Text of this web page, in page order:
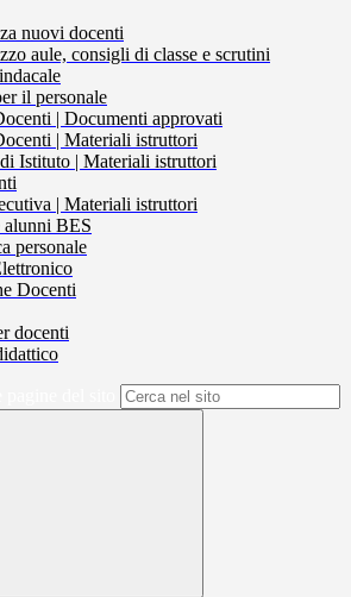
nuovi docenti
aule, consigli di classe e scrutini
il personale
| Documenti approvati
| Materiali istruttori
Istituto | Materiali istruttori
| Materiali istruttori
alunni BES
personale
Docenti
docenti